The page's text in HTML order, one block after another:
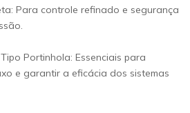
Para controle refinado e segurança
Portinhola: Essenciais para
e garantir a eficácia dos sistemas